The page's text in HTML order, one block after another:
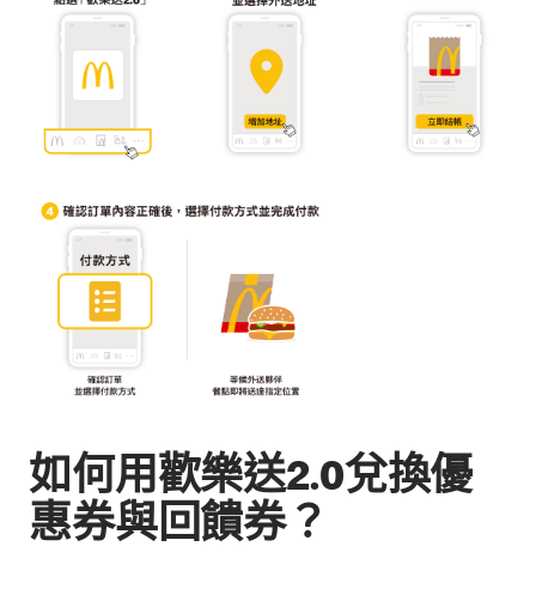
如何用歡樂送2.0兌換優
惠券與回饋券？